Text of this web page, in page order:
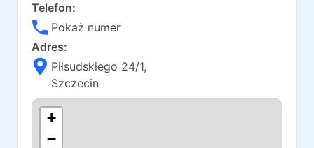
Telefon:
Pokaż numer
Adres:
Piłsudskiego 24/1,
Szczecin
+
−